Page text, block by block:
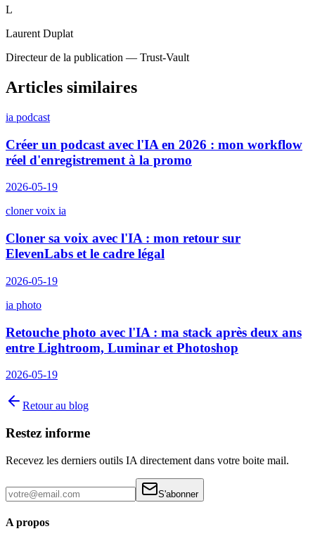
L
Laurent Duplat
Directeur de la publication — Trust-Vault
Articles similaires
ia podcast
Créer un podcast avec l'IA en 2026 : mon workflow
réel d'enregistrement à la promo
2026-05-19
cloner voix ia
Cloner sa voix avec l'IA : mon retour sur
ElevenLabs et le cadre légal
2026-05-19
ia photo
Retouche photo avec l'IA : ma stack après deux ans
entre Lightroom, Luminar et Photoshop
2026-05-19
Retour au blog
Restez informe
Recevez les derniers outils IA directement dans votre boite mail.
S'abonner
A propos